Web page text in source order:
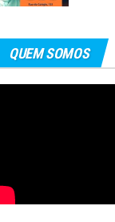
QUEM SOMOS